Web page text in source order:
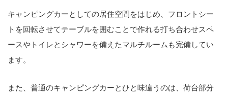
キャンピングカーとしての居住空間をはじめ、フロントシー
トを回転させてテーブルを囲むことで作れる打ち合わせスペ
ースやトイレとシャワーを備えたマルチルームも完備してい
ます。
また、普通のキャンピングカーとひと味違うのは、荷台部分